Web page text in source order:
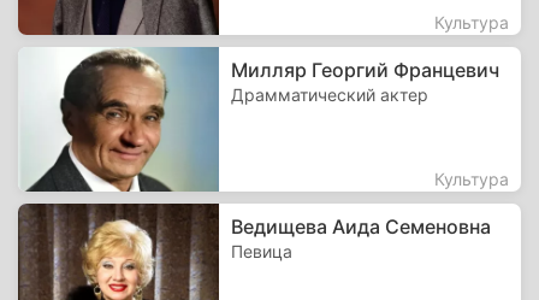
Культура
Милляр Георгий Францевич
Драмматический актер
Культура
Ведищева Аида Семеновна
Певица